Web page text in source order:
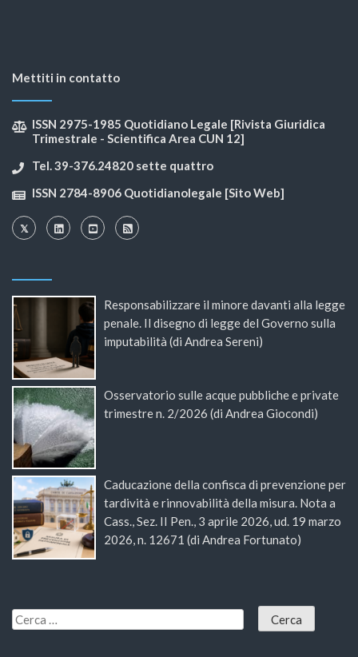
Mettiti in contatto
ISSN 2975-1985 Quotidiano Legale [Rivista Giuridica
Trimestrale - Scientifica Area CUN 12]
Tel. 39-376.24820 sette quattro
ISSN 2784-8906 Quotidianolegale [Sito Web]
Responsabilizzare il minore davanti alla legge
penale. Il disegno di legge del Governo sulla
imputabilità (di Andrea Sereni)
Osservatorio sulle acque pubbliche e private
trimestre n. 2/2026 (di Andrea Giocondi)
Caducazione della confisca di prevenzione per
tardività e rinnovabilità della misura. Nota a
Cass., Sez. II Pen., 3 aprile 2026, ud. 19 marzo
2026, n. 12671 (di Andrea Fortunato)